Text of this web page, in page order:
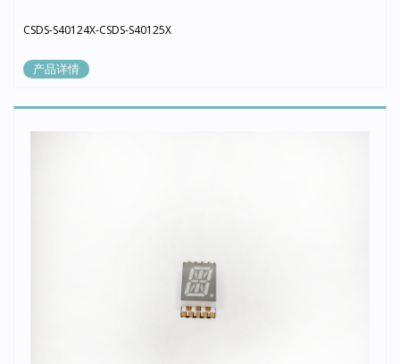
CSDS-S40124X-CSDS-S40125X
产品详情